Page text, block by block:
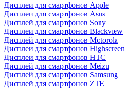
Дисплеи для смартфонов Apple
Дисплеи для смартфонов Asus
Дисплей для смартфонов Sony
Дисплеи для смартфонов Blackview
Дисплей для смартфонов Motorola
Дисплеи для смартфонов Highscreen
Дисплеи для смартфонов HTC
Дисплей для смартфонов Meizu
Дисплей для смартфонов Samsung
Дисплей для смартфонов ZTE